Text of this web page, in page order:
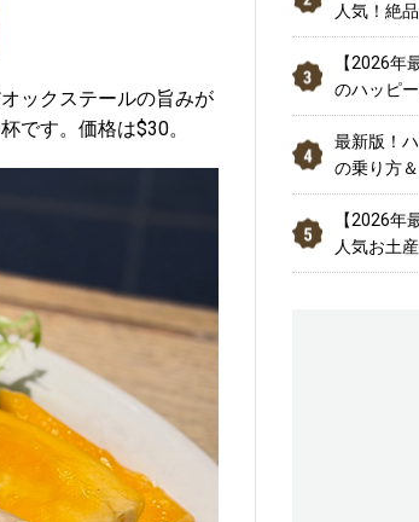
ックステールの旨みが
です。価格は$30。
人気！絶
【2026年
のハッピ
最新版！
の乗り方
【2026年
人気お土